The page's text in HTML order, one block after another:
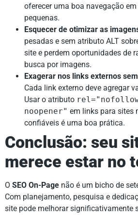
oferecer uma boa navegação
pequenas.
Esquecer de otimizar as
pesadas e sem atributo ALT
site e perdem oportunidades de
busca por imagens.
Exagerar nos links externos
Cada link externo deve agregar
Usar o atributo
noopener" em links para sites
confiáveis é uma boa prática.
Conclusão: seu
merece estar no
O SEO On-Page não é um bicho de
Com planejamento, pesquisa e
site pode melhorar significativamente